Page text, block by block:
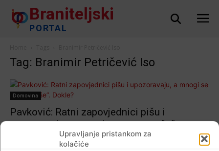
Upravljanje pristankom za
kolačiće
Braniteljski
PORTAL
Tag: Branimir Petričević Iso
Domovina
Pavković: Ratni zapovjednici pišu i
upozoravaju, a mnogi se prave „toše“.